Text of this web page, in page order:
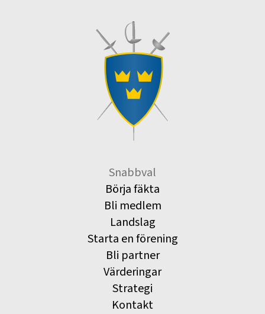
Snabbval
Börja fäkta
Bli medlem
Landslag
Starta en förening
Bli partner
Värderingar
Strategi
Kontakt